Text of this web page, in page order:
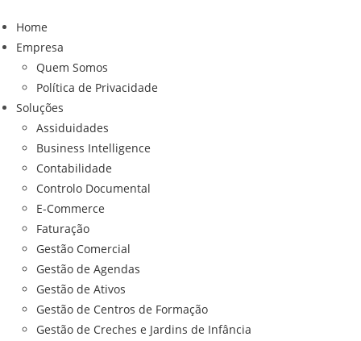
Home
Empresa
Quem Somos
Política de Privacidade
Soluções
Assiduidades
Business Intelligence
Contabilidade
Controlo Documental
E-Commerce
Faturação
Gestão Comercial
Gestão de Agendas
Gestão de Ativos
Gestão de Centros de Formação
Gestão de Creches e Jardins de Infância